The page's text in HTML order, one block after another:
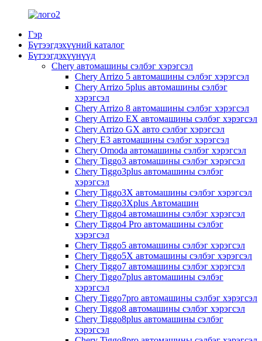
Гэр
Бүтээгдэхүүний каталог
Бүтээгдэхүүнүүд
Chery автомашины сэлбэг хэрэгсэл
Chery Arrizo 5 автомашины сэлбэг хэрэгсэл
Chery Arrizo 5plus автомашины сэлбэг
хэрэгсэл
Chery Arrizo 8 автомашины сэлбэг хэрэгсэл
Chery Arrizo EX автомашины сэлбэг хэрэгсэл
Chery Arrizo GX авто сэлбэг хэрэгсэл
Chery E3 автомашины сэлбэг хэрэгсэл
Chery Omoda автомашины сэлбэг хэрэгсэл
Chery Tiggo3 автомашины сэлбэг хэрэгсэл
Chery Tiggo3plus автомашины сэлбэг
хэрэгсэл
Chery Tiggo3X автомашины сэлбэг хэрэгсэл
Chery Tiggo3Xplus Автомашин
Chery Tiggo4 автомашины сэлбэг хэрэгсэл
Chery Tiggo4 Pro автомашины сэлбэг
хэрэгсэл
Chery Tiggo5 автомашины сэлбэг хэрэгсэл
Chery Tiggo5X автомашины сэлбэг хэрэгсэл
Chery Tiggo7 автомашины сэлбэг хэрэгсэл
Chery Tiggo7plus автомашины сэлбэг
хэрэгсэл
Chery Tiggo7pro автомашины сэлбэг хэрэгсэл
Chery Tiggo8 автомашины сэлбэг хэрэгсэл
Chery Tiggo8plus автомашины сэлбэг
хэрэгсэл